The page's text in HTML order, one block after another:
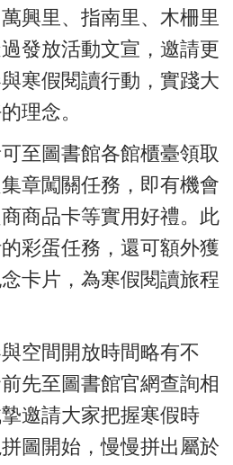
興里、指南里、木柵里
發放活動文宣，邀請更
寒假閱讀行動，實踐大
理念。
至圖書館各館櫃臺領取
章闖關任務，即有機會
商品卡等實用好禮。此
彩蛋任務，還可額外獲
卡片，為寒假閱讀旅程
空間開放時間略有不
先至圖書館官網查詢相
邀請大家把握寒假時
圖開始，慢慢拼出屬於